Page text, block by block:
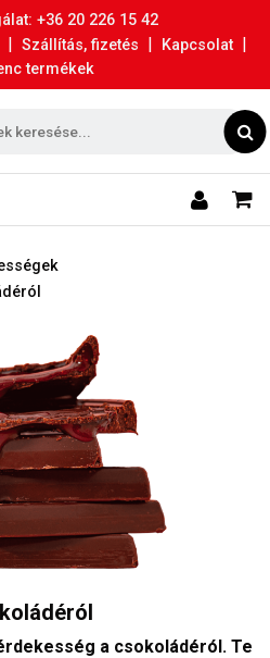
+36 20 226 15 42
| Szállítás, fizetés | Kapcsolat |
termékek
a csokoládéról. Te